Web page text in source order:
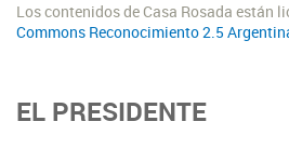
Los contenidos de Casa Rosada están
Commons Reconocimiento 2.5
EL PRESIDENTE